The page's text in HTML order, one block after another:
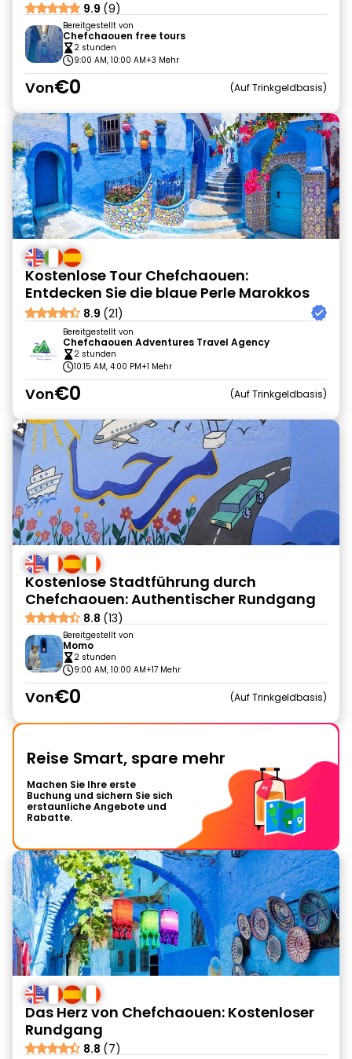
9.9 (9)
Bereitgestellt von
Chefchaouen free tours
2 stunden
9:00 AM, 10:00 AM+3 Mehr
Von€0 Auf Trinkgeldbasis
Kostenlose Tour Chefchaouen:
Entdecken Sie die blaue Perle Marokkos
8.9 (21)
Bereitgestellt von
Chefchaouen Adventures Travel Agency
2 stunden
10:15 AM, 4:00 PM+1 Mehr
Von€0 Auf Trinkgeldbasis
Kostenlose Stadtführung durch
Chefchaouen: Authentischer Rundgang
8.8 (13)
Bereitgestellt von
Momo
2 stunden
9:00 AM, 10:00 AM+17 Mehr
Von€0 Auf Trinkgeldbasis
Reise Smart, spare mehr
Machen Sie Ihre erste
Buchung und sichern Sie sich
erstaunliche Angebote und
Rabatte.
Das Herz von Chefchaouen: Kostenloser
Rundgang
8.8 (7)